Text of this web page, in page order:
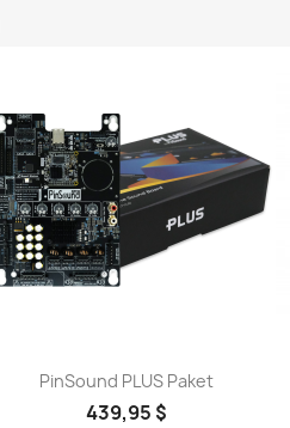
PinSound PLUS Paket
439,95 $